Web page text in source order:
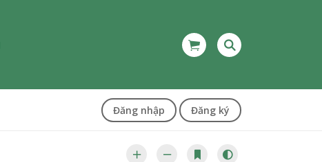
Đăng nhập Đăng ký